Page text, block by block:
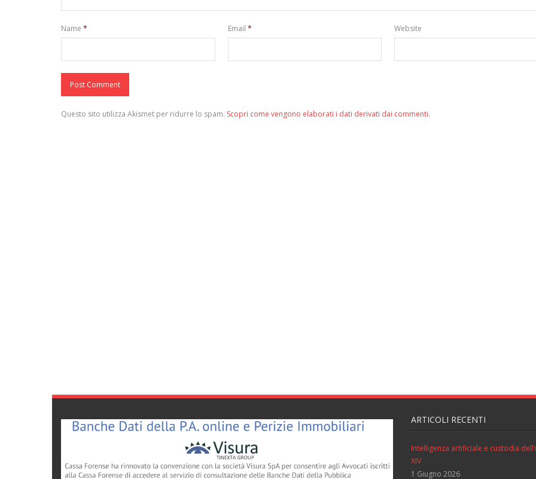
Name * Email * Website
Questo sito utilizza Akismet per ridurre lo spam. Scopri come vengono elaborati i dati derivati dai commenti.
ARTICOLI RECENTI
Intelligenza artificiale e custodia
XIV
1 Giugno 2026